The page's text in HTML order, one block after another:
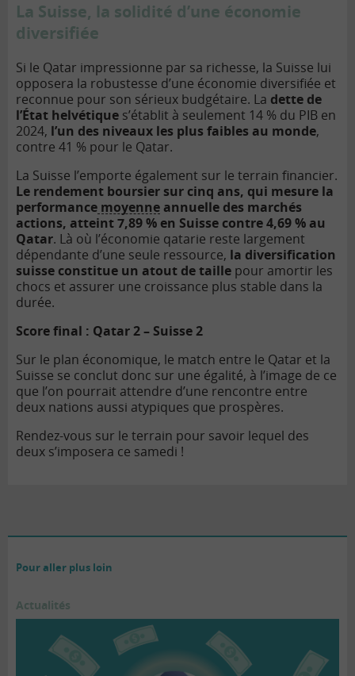
La Suisse, la solidité d’une économie
diversifiée
Si le Qatar impressionne par sa richesse, la Suisse lui
opposera la robustesse d’une économie diversifiée et
reconnue pour son sérieux budgétaire. La dette de
l’État helvétique s’établit à seulement 14 % du PIB en
2024, l’un des niveaux les plus faibles au monde,
contre 41 % pour le Qatar.
La Suisse l’emporte également sur le terrain financier.
Le rendement boursier sur cinq ans, qui mesure la
performance moyenne annuelle des marchés
actions, atteint 7,89 % en Suisse contre 4,69 % au
Qatar. Là où l’économie qatarie reste largement
dépendante d’une seule ressource, la diversification
suisse constitue un atout de taille pour amortir les
chocs et assurer une croissance plus stable dans la
durée.
Score final : Qatar 2 – Suisse 2
Sur le plan économique, le match entre le Qatar et la
Suisse se conclut donc sur une égalité, à l’image de ce
que l’on pourrait attendre d’une rencontre entre
deux nations aussi atypiques que prospères.
Rendez-vous sur le terrain pour savoir lequel des
deux s’imposera ce samedi !
Pour aller plus loin
Actualités